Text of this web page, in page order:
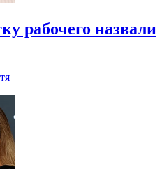
рабочего назвали